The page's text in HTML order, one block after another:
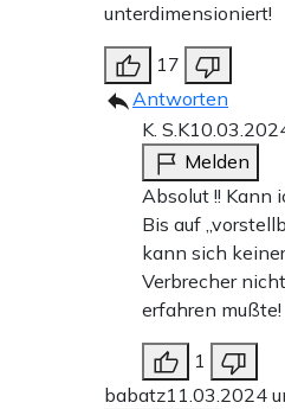
unterdimensioniert!
17
Antworten
K. S.K
Melden
Absolut !! Kann
Bis auf
kann sich
Verbrecher
erfahren mußte!
1
babatz11.03.2024